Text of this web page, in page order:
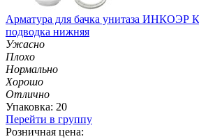
Арматура для бачка унитаза
подводка нижняя
Ужасно
Плохо
Нормально
Хорошо
Отлично
Упаковка: 20
Перейти в группу
Розничная цена: